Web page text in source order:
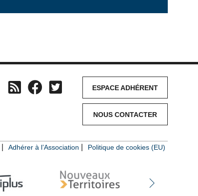
ESPACE ADHÉRENT
NOUS CONTACTER
Adhérer à l’Association Politique de cookies (EU)